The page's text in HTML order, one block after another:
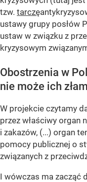
tzw. tarczę
ustawy grupy posłów
ustaw w związku z
kryzysowym
Obostrzenia w
nie może ich
W projekcie czytamy
przez właściwy organ
i zakazów, (...) organ
pomocy publicznej o
związanych z
I wówczas ma zacząć